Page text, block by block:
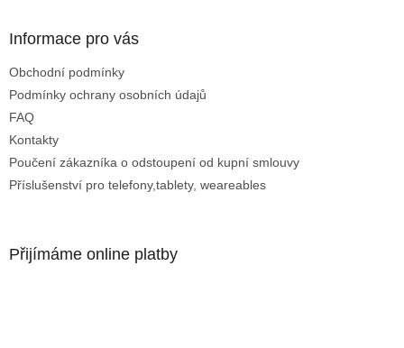
Informace pro vás
Obchodní podmínky
Podmínky ochrany osobních údajů
FAQ
Kontakty
Poučení zákazníka o odstoupení od kupní smlouvy
Příslušenství pro telefony,tablety, weareables
Přijímáme online platby